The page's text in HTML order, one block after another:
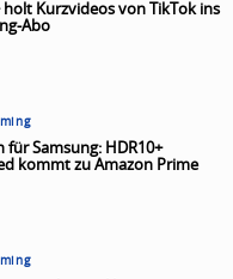
holt Kurzvideos von TikTok ins
Abo
für Samsung: HDR10+
kommt zu Amazon Prime